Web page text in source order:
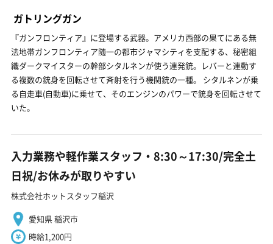
ガトリングガン
『ガンフロンティア』に登場する武器。アメリカ西部の果てにある無
法地帯ガンフロンティア随一の都市ジャマシティを支配する、秘密組
織ダークマイスターの幹部シタルネンが使う連発銃。レバーと連動す
る複数の銃身を回転させて斉射を行う機関銃の一種。 シタルネンが乗
る自走車(自動車)に乗せて、そのエンジンのパワーで銃身を回転させて
いた。
入力業務や軽作業スタッフ・8:30～17:30/完全土
日祝/お休みが取りやすい
株式会社ホットスタッフ稲沢
愛知県 稲沢市
時給1,200円